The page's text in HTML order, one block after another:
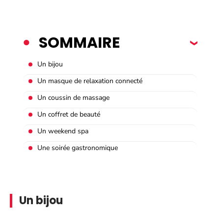
SOMMAIRE
Un bijou
Un masque de relaxation connecté
Un coussin de massage
Un coffret de beauté
Un weekend spa
Une soirée gastronomique
Un bijou